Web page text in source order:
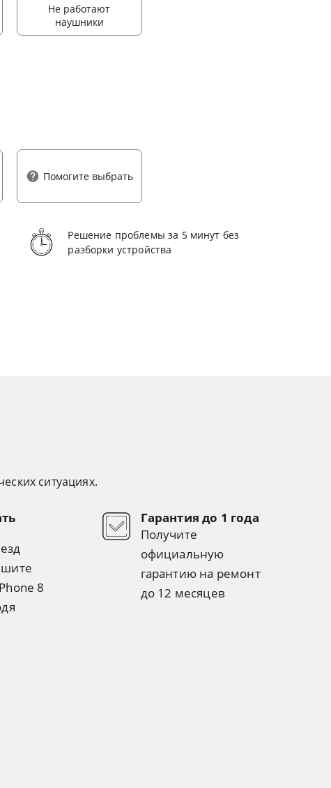
Не работают
наушники
Помогите выбрать
Решение проблемы за 5 минут без
разборки устройства
ситуациях.
8
Гарантия до 1 года
Получите
официальную
гарантию на ремонт
до 12 месяцев